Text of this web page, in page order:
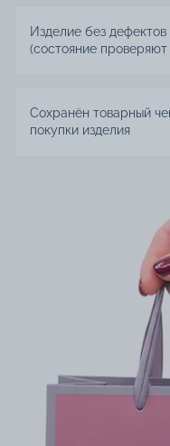
Изделие без
(состояние проверяют
Сохранён товарный
покупки изделия